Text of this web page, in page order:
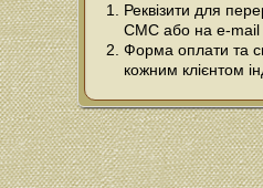
Реквізити для
СМС або на e-mail
Форма оплати та
кожним клієнтом